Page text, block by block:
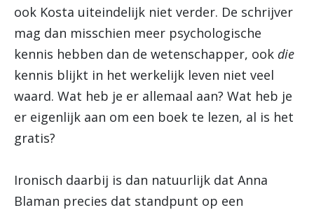
ook Kosta uiteindelijk niet verder. De schrijver
mag dan misschien meer psychologische
kennis hebben dan de wetenschapper, ook die
kennis blijkt in het werkelijk leven niet veel
waard. Wat heb je er allemaal aan? Wat heb je
er eigenlijk aan om een boek te lezen, al is het
gratis?
Ironisch daarbij is dan natuurlijk dat Anna
Blaman precies dat standpunt op een